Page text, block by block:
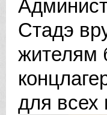
Стадэ
жителям
для всех